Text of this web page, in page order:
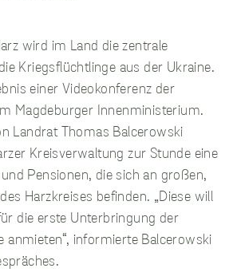
wird im Land die zentrale
Kriegsflüchtlinge aus der Ukraine.
einer Videokonferenz der
Magdeburger Innenministerium.
Landrat Thomas Balcerowski
Kreisverwaltung zur Stunde eine
Pensionen, die sich an großen,
Harzkreises befinden. „Diese will
die erste Unterbringung der
anmieten“, informierte Balcerowski
Seiten, die bei unseren
Besuchern beliebt
sind. Diese Cookies
sammeln keine
einen Besucher direkt
identifizieren, obwohl
Geräts erfassen
können, das für den
Zugriff auf die
Website verwendet
wird. Diese
Informationen werden